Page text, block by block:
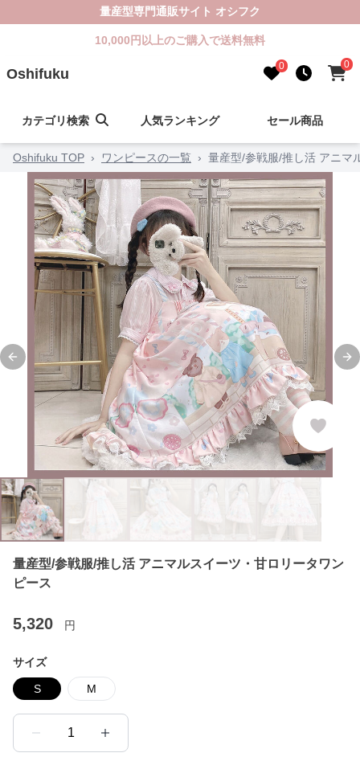
量産型専門通販サイト オシフク
10,000円以上のご購入で送料無料
Oshifuku 0 0
カテゴリ検索 人気ランキング セール商品
Oshifuku TOP › ワンピースの一覧 › 量産型/参戦服/推し活 アニマ
Previous slide
量産型/参戦服/推し活 アニマルスイーツ・甘ロリータワン
ピース
5,320 円
サイズ
S M
1